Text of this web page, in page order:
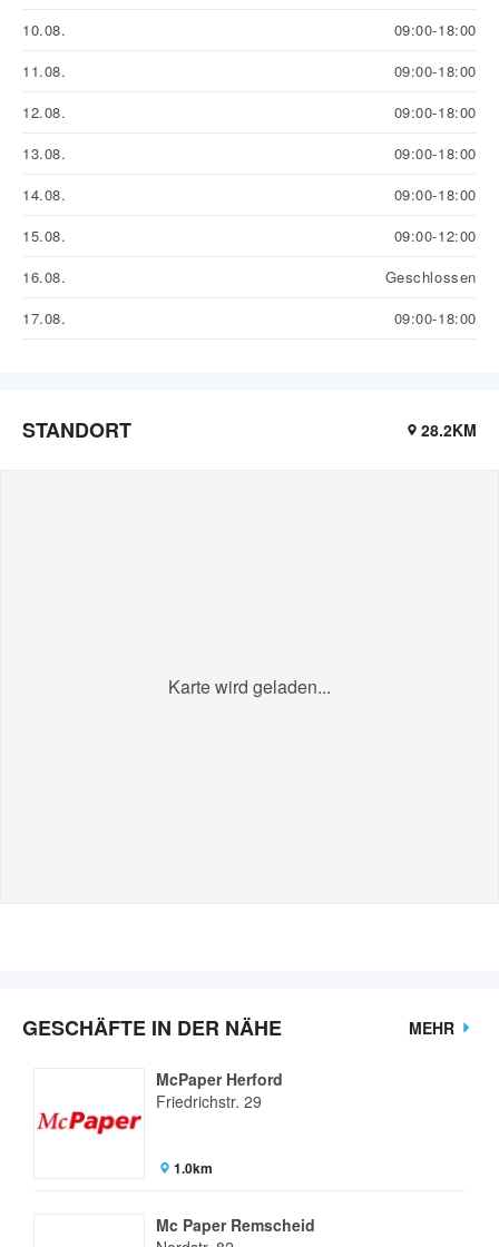
10.08.
09:00-18:00
11.08.
09:00-18:00
12.08.
09:00-18:00
13.08.
09:00-18:00
14.08.
09:00-18:00
15.08.
09:00-12:00
16.08.
Geschlossen
17.08.
09:00-18:00
STANDORT 28.2KM
Karte wird geladen...
GESCHÄFTE IN DER NÄHE MEHR
McPaper Herford
Friedrichstr. 29
1.0km
Mc Paper Remscheid